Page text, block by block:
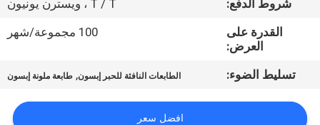
اتصل
أخبار
شروط الدفع:
T / T ، ويسترن يونيون
القدرة على
العرض:
100 مجموعة/شهر
تسليط الضوء: الطابعات النافثة للحبر إبسون, طابعة ملونة إبسون
افضل سعر